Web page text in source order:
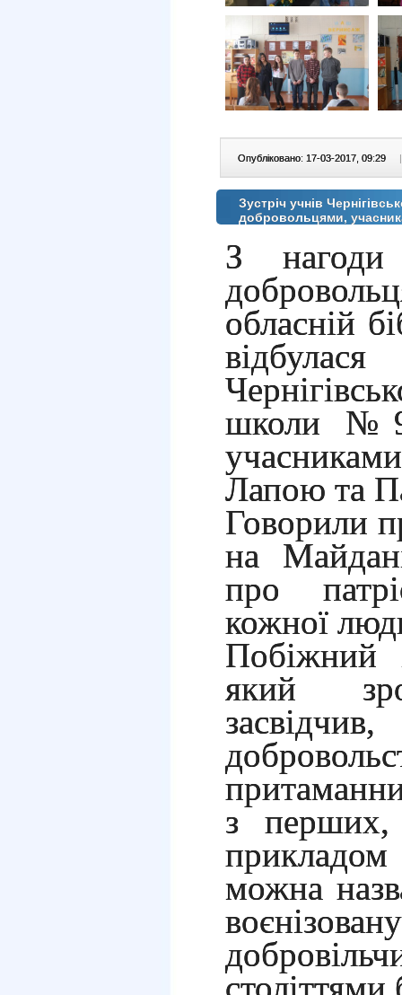
Опубліковано: 17-03-2017, 09:29 |
Зустріч учнів
добровольцями,
З нагоди
обласній
Черн
школи №9
Лапою та
Говорили
на
про
кожної
Побіжний
який
з перших,
можна